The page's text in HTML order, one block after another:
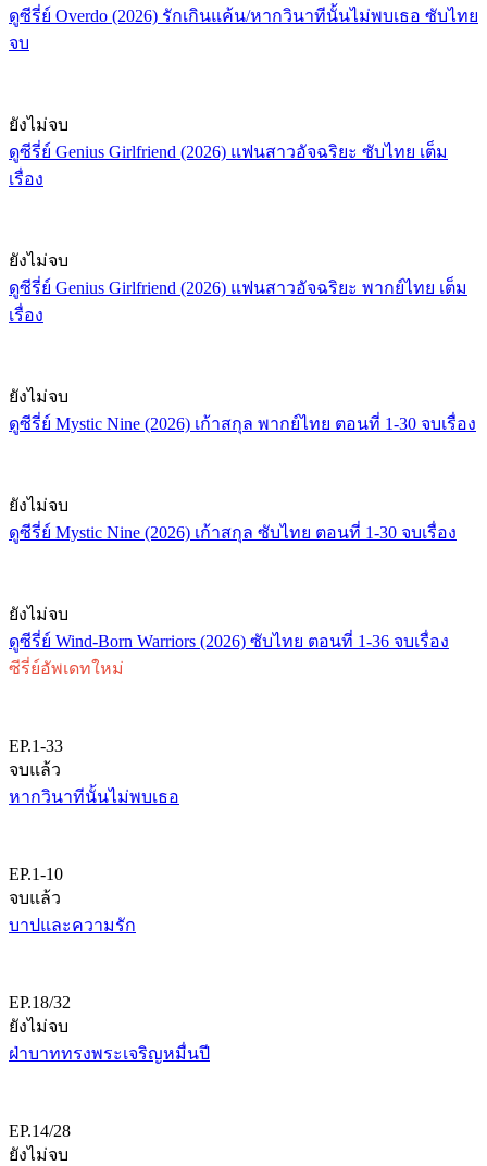
ดูซีรี่ย์ Overdo (2026) รักเกินแค้น/หากวินาทีนั้นไม่พบเธอ ซับไทย
จบ
ยังไม่จบ
ดูซีรี่ย์ Genius Girlfriend (2026) แฟนสาวอัจฉริยะ ซับไทย เต็ม
เรื่อง
ยังไม่จบ
ดูซีรี่ย์ Genius Girlfriend (2026) แฟนสาวอัจฉริยะ พากย์ไทย เต็ม
เรื่อง
ยังไม่จบ
ดูซีรี่ย์ Mystic Nine (2026) เก้าสกุล พากย์ไทย ตอนที่ 1-30 จบเรื่อง
ยังไม่จบ
ดูซีรี่ย์ Mystic Nine (2026) เก้าสกุล ซับไทย ตอนที่ 1-30 จบเรื่อง
ยังไม่จบ
ดูซีรี่ย์ Wind-Born Warriors (2026) ซับไทย ตอนที่ 1-36 จบเรื่อง
ซีรี่ย์อัพเดทใหม่
EP.1-33
จบแล้ว
หากวินาทีนั้นไม่พบเธอ
EP.1-10
จบแล้ว
บาปและความรัก
EP.18/32
ยังไม่จบ
ฝ่าบาททรงพระเจริญหมื่นปี
EP.14/28
ยังไม่จบ